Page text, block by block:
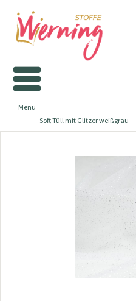
Menü
Soft Tüll mit Glitzer weißgrau